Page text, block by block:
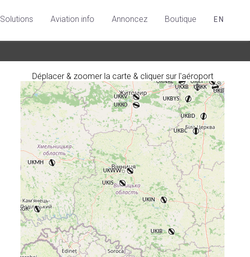
Solutions Aviation info Annoncez Boutique EN
Déplacer & zoomer la carte & cliquer sur l'aéroport